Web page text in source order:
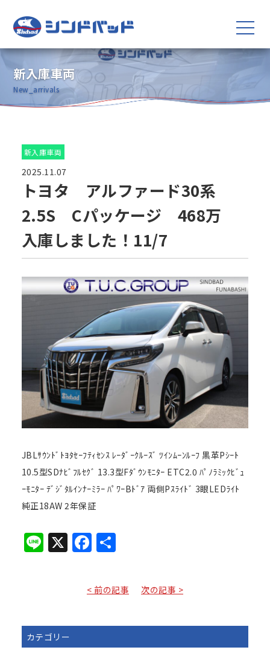
新入庫車両
New_arrivals
新入庫車両
2025.11.07
トヨタ アルファード30系
2.5S Cパッケージ 468万
入庫しました！11/7
JBLｻｳﾝﾄﾞﾄﾖﾀｾｰﾌﾃｨｾﾝｽ ﾚｰﾀﾞｰｸﾙｰｽﾞ ﾂｲﾝﾑｰﾝﾙｰﾌ 黒革Pｼｰﾄ
10.5型SDﾅﾋﾞﾌﾙｾｸﾞ 13.3型Fﾀﾞｳﾝﾓﾆﾀｰ ETC2.0 ﾊﾟﾉﾗﾐｯｸﾋﾞｭ
ｰﾓﾆﾀｰ ﾃﾞｼﾞﾀﾙｲﾝﾅｰﾐﾗｰ ﾊﾟﾜｰBﾄﾞｱ 両側Pｽﾗｲﾄﾞ 3眼LEDﾗｲﾄ
純正18AW 2年保証
Line
X Facebook
共
< 前の記事 次の記事 >
カテゴリー